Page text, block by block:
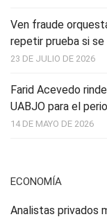
Ven fraude
repetir prueba si
23 DE JULIO DE 2026
Farid Acevedo
UABJO para el
14 DE MAYO DE 2026
ECONOMÍA
Analistas privados